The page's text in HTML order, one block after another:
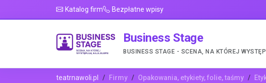
Katalog firm Bezpłatne wpisy
Business Stage
BUSINESS STAGE - SCENA, NA KTÓREJ
teatrnawoli.pl Firmy Opakowania, etykiety, folie, taśmy